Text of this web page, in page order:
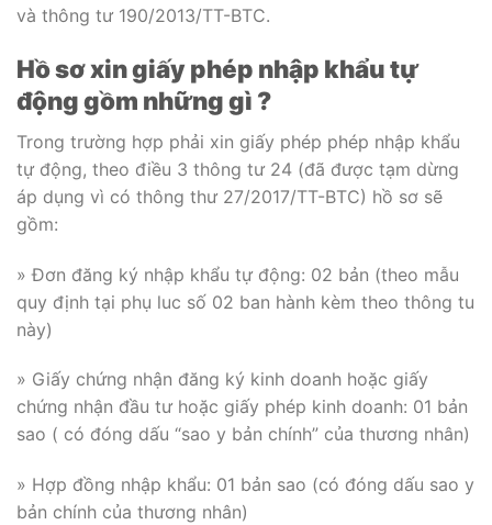
và thông tư 190/2013/TT-BTC.
Hồ sơ xin giấy phép nhập khẩu tự
động gồm những gì ?
Trong trường hợp phải xin giấy phép phép nhập khẩu
tự động, theo điều 3 thông tư 24 (đã được tạm dừng
áp dụng vì có thông thư 27/2017/TT-BTC) hồ sơ sẽ
gồm:
» Đơn đăng ký nhập khẩu tự động: 02 bản (theo mẫu
quy định tại phụ luc số 02 ban hành kèm theo thông tu
này)
» Giấy chứng nhận đăng ký kinh doanh hoặc giấy
chứng nhận đầu tư hoặc giấy phép kinh doanh: 01 bản
sao ( có đóng dấu “sao y bản chính” của thương nhân)
» Hợp đồng nhập khẩu: 01 bản sao (có đóng dấu sao y
bản chính của thương nhân)